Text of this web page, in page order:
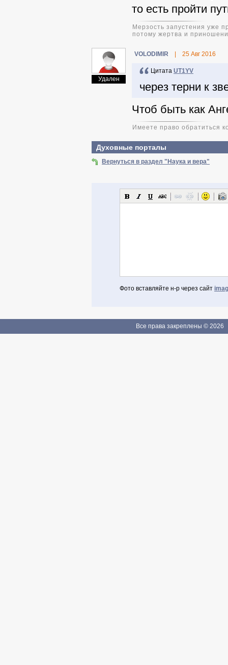
то есть пройти
Мерзость запустения уже
потому жертва и
Удален
VOLODIMIR 25 Авг 2016
Цитата UT1YV
через терни к
Чтоб быть как
Имеете право обратиться
Духовные порталы
Вернуться в раздел "Наука и вера"
Фото вставляйте н-р через сайт
Если Вы зарегистрированы
Все права закреплены © 2026